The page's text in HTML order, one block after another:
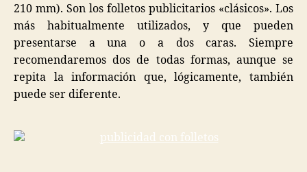
210 mm). Son los folletos publicitarios «clásicos». Los
más habitualmente utilizados, y que pueden
presentarse a una o a dos caras. Siempre
recomendaremos dos de todas formas, aunque se
repita la información que, lógicamente, también
puede ser diferente.